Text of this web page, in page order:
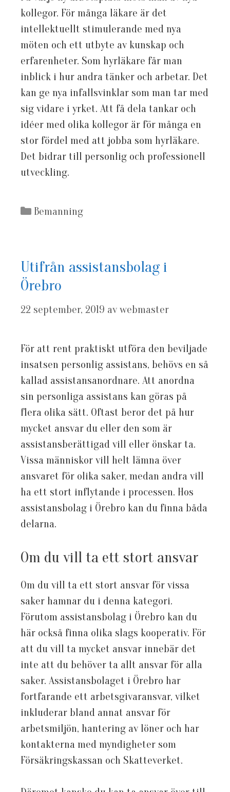
kollegor. För många läkare är det
intellektuellt stimulerande med nya
möten och ett utbyte av kunskap och
erfarenheter. Som hyrläkare får man
inblick i hur andra tänker och arbetar. Det
kan ge nya infallsvinklar som man tar med
sig vidare i yrket. Att få dela tankar och
idéer med olika kollegor är för många en
stor fördel med att jobba som hyrläkare.
Det bidrar till personlig och professionell
utveckling.
Kategorier
Bemanning
Utifrån assistansbolag i
Örebro
22 september, 2019 av webmaster
För att rent praktiskt utföra den beviljade
insatsen personlig assistans, behövs en så
kallad assistansanordnare. Att anordna
sin personliga assistans kan göras på
flera olika sätt. Oftast beror det på hur
mycket ansvar du eller den som är
assistansberättigad vill eller önskar ta.
Vissa människor vill helt lämna över
ansvaret för olika saker, medan andra vill
ha ett stort inflytande i processen. Hos
assistansbolag i Örebro kan du finna båda
delarna.
Om du vill ta ett stort ansvar
Om du vill ta ett stort ansvar för vissa
saker hamnar du i denna kategori.
Förutom assistansbolag i Örebro kan du
här också finna olika slags kooperativ. För
att du vill ta mycket ansvar innebär det
inte att du behöver ta allt ansvar för alla
saker. Assistansbolaget i Örebro har
fortfarande ett arbetsgivaransvar, vilket
inkluderar bland annat ansvar för
arbetsmiljön, hantering av löner och har
kontakterna med myndigheter som
Försäkringskassan och Skatteverket.